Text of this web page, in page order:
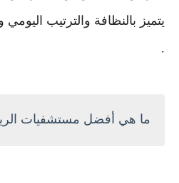
يتميز بالنظافة والترتيب
.
ما هي أفضل مستشفيات